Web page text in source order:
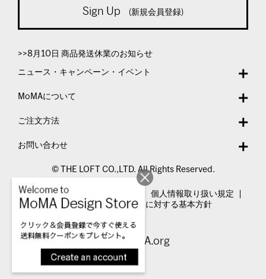
Sign Up (新規会員登録)
>>8月10日 商品発送休業のお知らせ
ニュース・キャンペーン・イベント
MoMAについて
ご注文方法
お問い合わせ
© THE LOFT CO.,LTD. All Rights Reserved.
特定商取引法表示
個人情報取り扱い規定
カスタマーハラスメントに対する基本方針
Visit MoMA.org